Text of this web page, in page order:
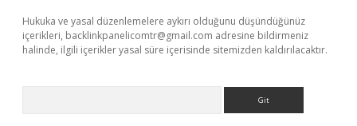
Hukuka ve yasal düzenlemelere aykırı olduğunu düşündüğünüz
içerikleri, backlinkpanelicomtr@gmail.com adresine bildirmeniz
halinde, ilgili içerikler yasal süre içerisinde sitemizden kaldırılacaktır.